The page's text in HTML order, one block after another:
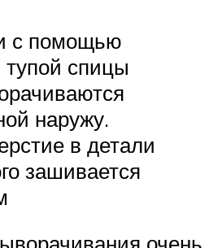
с помощью
спицы
наружу.
в детали
зашивается